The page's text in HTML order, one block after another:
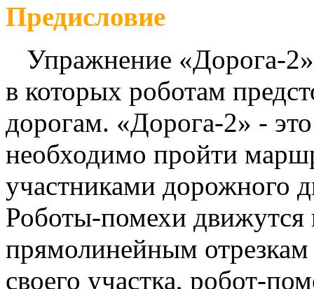
Предисловие
Упражнение «Дорога-2»
в которых роботам
дорогам. «Дорога-2» -
необходимо пройти
участниками дорожного
Роботы-помехи движутся
прямолинейным
своего участка, робот-